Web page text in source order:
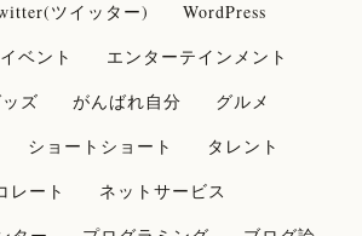
ツイッター)
WordPress
イベント
エンターテインメント
ズ
がんばれ自分
グルメ
ショートショート
タレント
レート
ネットサービス